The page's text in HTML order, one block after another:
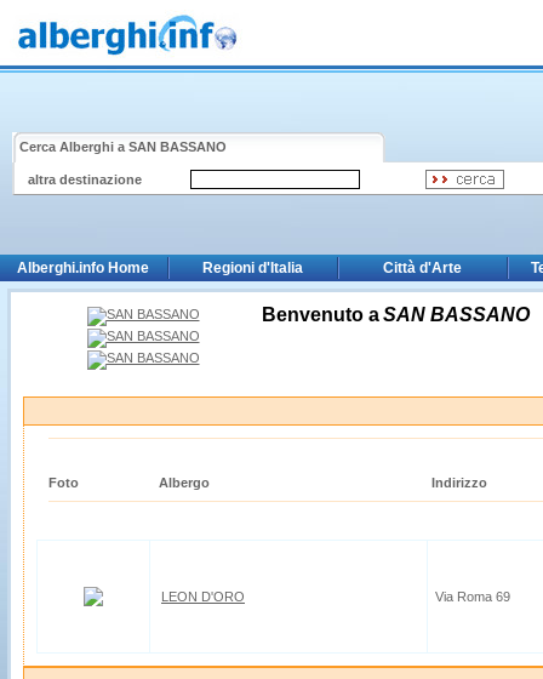
Cerca Alberghi a SAN BASSANO
altra destinazione
Alberghi.info Home Regioni d'Italia Città d'Arte
Benvenuto a SAN BASSANO
Foto Albergo Indirizzo
LEON D'ORO Via Roma 69